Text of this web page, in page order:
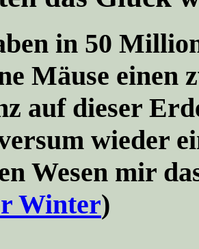
in 50
Mäuse einen
auf dieser
wieder
Wesen mir
Winter)